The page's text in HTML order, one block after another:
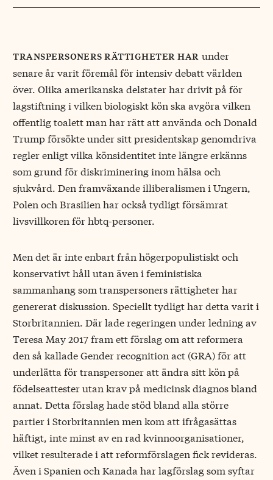
transpersoners rättigheterhar under
senare år varit föremål för intensiv debatt världen
över. Olika amerikanska delstater har drivit på för
lagstiftning i vilken biologiskt kön ska avgöra vilken
offentlig toalett man har rätt att använda och Donald
Trump försökte under sitt presidentskap genomdriva
regler enligt vilka könsidentitet inte längre erkänns
som grund för diskriminering inom hälsa och
sjukvård. Den framväxande illiberalismen i Ungern,
Polen och Brasilien har också tydligt försämrat
livsvillkoren för hbtq-personer.
Men det är inte enbart från högerpopulistiskt och
konservativt håll utan även i feministiska
sammanhang som transpersoners rättigheter har
genererat diskussion. Speciellt tydligt har detta varit i
Storbritannien. Där lade regeringen under ledning av
Teresa May 2017 fram ett förslag om att reformera
den så kallade Gender recognition act (GRA) för att
underlätta för transpersoner att ändra sitt kön på
födelseattester utan krav på medicinsk diagnos bland
annat. Detta förslag hade stöd bland alla större
partier i Storbritannien men kom att ifrågasättas
häftigt, inte minst av en rad kvinnoorganisationer,
vilket resulterade i att reformförslagen fick revideras.
Även i Spanien och Kanada har lagförslag som syftar